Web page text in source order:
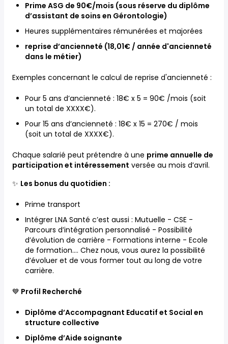
Prime ASG de 90€/mois (sous réserve du diplôme
d’assistant de soins en Gérontologie)
Heures supplémentaires rémunérées et majorées
reprise d’ancienneté (18,01€ / année d'ancienneté
dans le métier)
Exemples concernant le calcul de reprise d'ancienneté :
Pour 5 ans d’ancienneté : 18€ x 5 = 90€ /mois (soit
un total de XXXX€).
Pour 15 ans d’ancienneté : 18€ x 15 = 270€ / mois
(soit un total de XXXX€).
Chaque salarié peut prétendre à une prime annuelle de
participation et intéressement versée au mois d’avril.
✨ Les bonus du quotidien :
Prime transport
Intégrer LNA Santé c’est aussi : Mutuelle - CSE -
Parcours d’intégration personnalisé - Possibilité
d’évolution de carrière - Formations interne - Ecole
de formation…. Chez nous, vous aurez la possibilité
d’évoluer et de vous former tout au long de votre
carrière.
💙 Profil Recherché
Diplôme d’Accompagnant Educatif et Social en
structure collective
Diplôme d’Aide soignante